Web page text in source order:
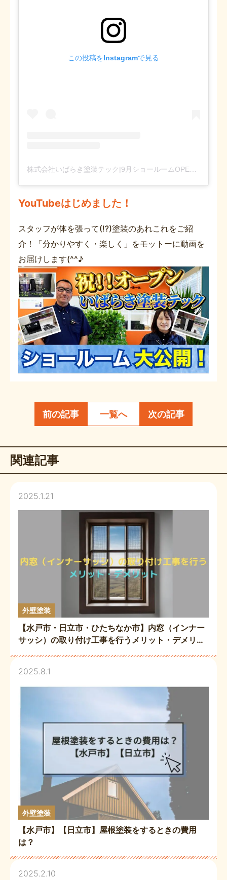
この投稿をInstagramで見る
YouTubeはじめました！
スタッフが体を張って(⁉)塗装のあれこれをご紹
介！「分かりやすく・楽しく」をモットーに動画を
お届けします(^^♪
前の記事 一覧へ 次の記事
関連記事
2025.1.21
外壁塗装
【水戸市・日立市・ひたちなか市】内窓（インナー
サッシ）の取り付け工事を行うメリット・デメリッ
2025.8.1
外壁塗装
【水戸市】【日立市】屋根塗装をするときの費用
は？
2025.2.10